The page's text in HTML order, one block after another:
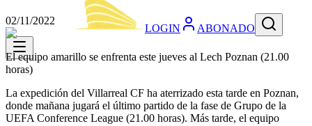
LOGIN ABONADO
02/11/2022
El equipo amarillo se enfrenta este jueves al Lech Poznan (21.00
horas)
La expedición del Villarreal CF ha aterrizado esta tarde en Poznan,
donde mañana jugará el último partido de la fase de Grupo de la
UEFA Conference League (21.00 horas). Más tarde, el equipo